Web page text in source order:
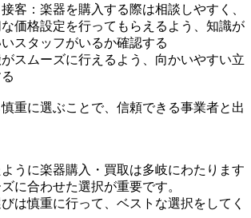
客：楽器を購入する際は相談しやすく、
価格設定を行ってもらえるよう、知識が
スタッフがいるか確認する
スムーズに行えるよう、向かいやすい立
重に選ぶことで、信頼できる事業者と出
うに楽器購入・買取は多岐にわたります
に合わせた選択が重要です。
は慎重に行って、ベストな選択をしてく